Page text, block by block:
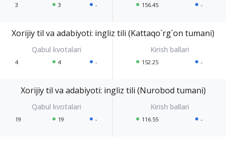
3 3 - 156.45 -
Xorijiy til va adabiyoti: ingliz tili (Kattaqo`rg`on tumani)
4 4 - 152.25 -
Xorijiy til va adabiyoti: ingliz tili (Nurobod tumani)
19 19 - 116.55 -